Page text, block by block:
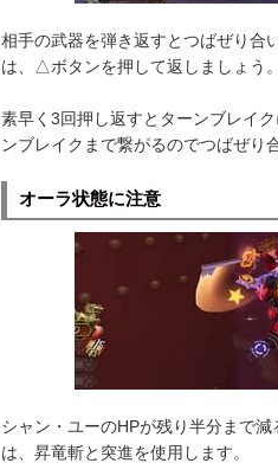
相手の武器を弾き返すとつばぜり合
は、△ボタンを押して返しましょう。
素早く3回押し返すとターンブレイ
ンブレイクまで繋がるのでつばぜり
オーラ状態に注意
シャン・ユーのHPが残り半分まで
は、昇竜斬と突進を使用します。